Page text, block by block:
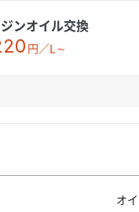
ンオイル交換
円／L～
オ